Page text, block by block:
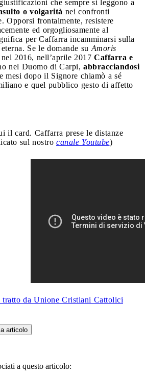
che sempre si leggono a
o volgarità nei confronti
Opporsi frontalmente, resistere
ed orgogliosamente al
per Caffarra incamminarsi sulla
Se le domande su Amoris
2016, nell’aprile 2017 Caffarra e
nel Duomo di Carpi, abbracciandosi
mesi dopo il Signore chiamò a sé
e quel pubblico gesto di affetto
il card. Caffarra prese le distanze
sul nostro canale Youtube)
da Unione Cristiani Cattolici
articolo
a questo articolo: